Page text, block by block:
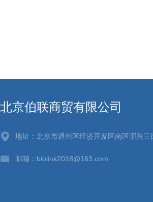
北京伯联商贸有限公司
地址：北京市通州区经济开发区南区漷兴三
邮箱：biolink2018@163.com